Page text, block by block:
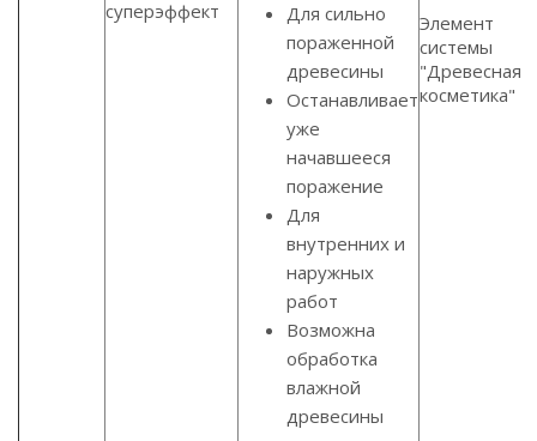
Для сильно
пораженной
древесины
Останавливает
уже
начавшееся
поражение
Для
внутренних и
наружных
работ
Возможна
обработка
влажной
древесины
Элемент
системы
"Древесная
косметика"